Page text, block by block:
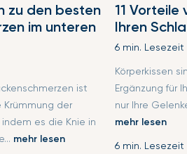
zu den besten
im unteren
ist
der
es die Knie in
mehr lesen
11 Vorteile
Ihren
6 min. Lesezeit
Körperkissen
Ergänzung für
nur Ihre
mehr lesen
6 min. Lesezeit